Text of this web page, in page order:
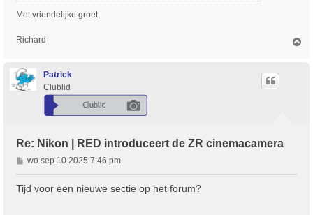
h
t
Met vriendelijke groet,
Richard
Patrick
Clublid
Re: Nikon | RED introduceert de ZR cinemacamera
B
e
r
i
wo sep 10 2025 7:46 pm
Tijd voor een nieuwe sectie op het forum?